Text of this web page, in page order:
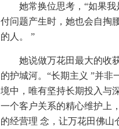
她常换位思考，“如果
付问题产生时，她也会自掏
的人。 ”
她说做万花田最大的收
的护城河。“长期主义 ”并
境中，唯有坚持长期投入与
一个客户关系的精心维护上
的经营理 念，让万花田佛